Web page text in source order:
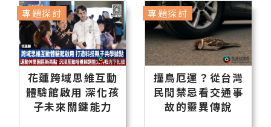
花蓮跨域思維互動
體驗館啟用 深化孩
子未來關鍵能力
專題探討
撞鳥厄運？從台灣
民間禁忌看交通事
故的靈異傳說
專題探討